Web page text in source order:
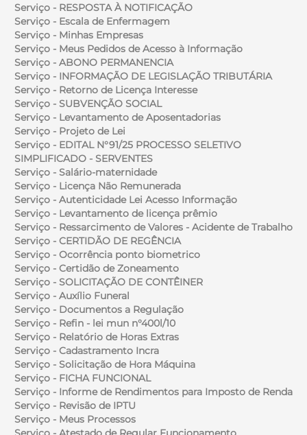
Serviço - RESPOSTA À NOTIFICAÇÃO
Serviço - Escala de Enfermagem
Serviço - Minhas Empresas
Serviço - Meus Pedidos de Acesso à Informação
Serviço - ABONO PERMANENCIA
Serviço - INFORMAÇÃO DE LEGISLAÇÃO TRIBUTÁRIA
Serviço - Retorno de Licença Interesse
Serviço - SUBVENÇÃO SOCIAL
Serviço - Levantamento de Aposentadorias
Serviço - Projeto de Lei
Serviço - EDITAL N°91/25 PROCESSO SELETIVO
SIMPLIFICADO - SERVENTES
Serviço - Salário-maternidade
Serviço - Licença Não Remunerada
Serviço - Autenticidade Lei Acesso Informação
Serviço - Levantamento de licença prêmio
Serviço - Ressarcimento de Valores - Acidente de Trabalho
Serviço - CERTIDÃO DE REGÊNCIA
Serviço - Ocorrência ponto biometrico
Serviço - Certidão de Zoneamento
Serviço - SOLICITAÇÃO DE CONTÊINER
Serviço - Auxílio Funeral
Serviço - Documentos a Regulação
Serviço - Refin - lei mun n°400l/10
Serviço - Relatório de Horas Extras
Serviço - Cadastramento Incra
Serviço - Solicitação de Hora Máquina
Serviço - FICHA FUNCIONAL
Serviço - Informe de Rendimentos para Imposto de Renda
Serviço - Revisão de IPTU
Serviço - Meus Processos